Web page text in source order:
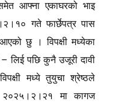
समेत आफ्ना एकाघरको भाइ
गते फार्छेपत्र पास
छु । विपक्षी मध्येका
–लिई पछि कुनै उजूरी दावी
मध्ये तुयुचा श्रेष्ठले
२०२५।२।२१ मा कागज